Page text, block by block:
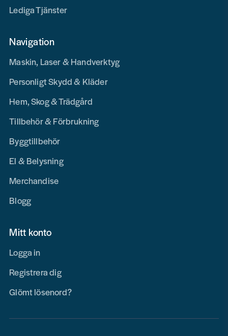
Lediga Tjänster
Navigation
Maskin, Laser & Handverktyg
Personligt Skydd & Kläder
Hem, Skog & Trädgård
Tillbehör & Förbrukning
Byggtillbehör
El & Belysning
Merchandise
Blogg
Mitt konto
Logga in
Registrera dig
Glömt lösenord?